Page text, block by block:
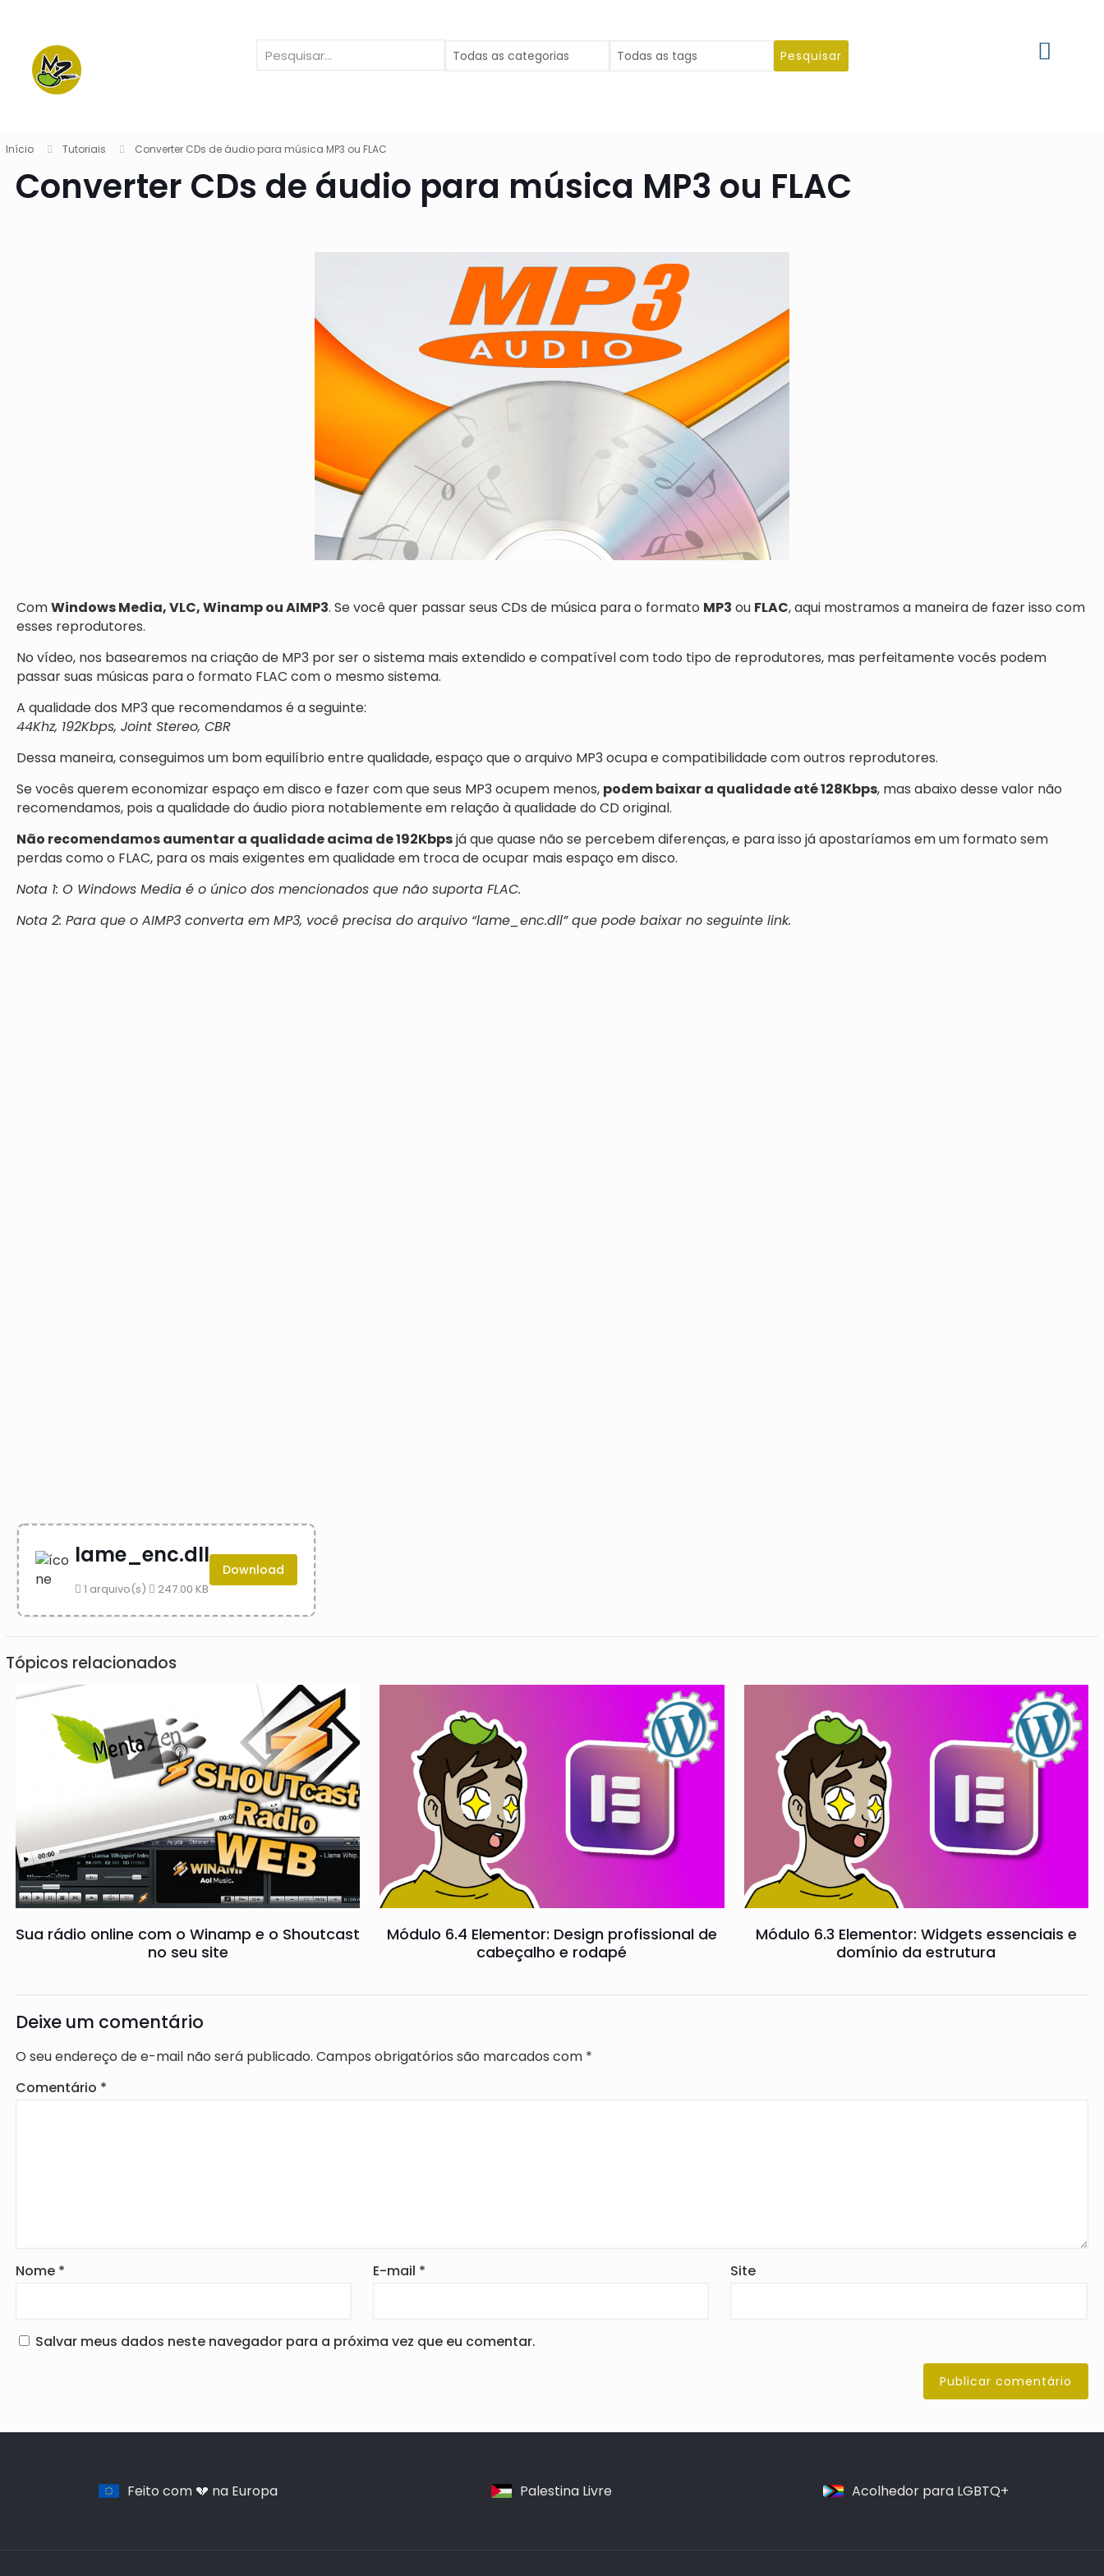
Início Tutoriais Converter CDs de áudio para música MP3 ou FLAC
Pesquisar
Converter CDs de áudio para música MP3 ou FLAC
ComWindows Media, VLC, Winamp ou AIMP3. Se você quer passar seus CDs de música para o formato MP3 ou FLAC, aqui mostramos a maneira de fazer isso com
esses reprodutores.
No vídeo, nos basearemos na criação de MP3 por ser o sistema mais extendido e compatível com todo tipo de reprodutores, mas perfeitamente vocês podem
passar suas músicas para o formato FLAC com o mesmo sistema.
A qualidade dos MP3 que recomendamos é a seguinte:
44Khz, 192Kbps, Joint Stereo, CBR
Dessa maneira, conseguimos um bom equilíbrio entre qualidade, espaço que o arquivo MP3 ocupa e compatibilidade com outros reprodutores.
Se vocês querem economizar espaço em disco e fazer com que seus MP3 ocupem menos, podem baixar a qualidade até 128Kbps, mas abaixo desse valor não
recomendamos, pois a qualidade do áudio piora notablemente em relação à qualidade do CD original.
Não recomendamos aumentar a qualidade acima de 192Kbpsjá que quase não se percebem diferenças, e para isso já apostaríamos em um formato sem
perdas como o FLAC, para os mais exigentes em qualidade em troca de ocupar mais espaço em disco.
Nota 1: O Windows Media é o único dos mencionados que não suporta FLAC.
Nota 2: Para que o AIMP3 converta em MP3, você precisa do arquivo “lame_enc.dll” que pode baixar no seguinte link.
lame_enc.dll
1 arquivo(s) 247.00 KB
Download
Tópicos relacionados
Sua rádio online com o Winamp e o Shoutcast
no seu site
Módulo 6.4 Elementor: Design profissional de
cabeçalho e rodapé
Módulo 6.3 Elementor: Widgets essenciais e
domínio da estrutura
Deixe um comentário
O seu endereço de e-mail não será publicado. Campos obrigatórios são marcados com *
Comentário *
Nome * E-mail * Site
Salvar meus dados neste navegador para a próxima vez que eu comentar.
Feito com 💔 na Europa Palestina Livre Acolhedor para LGBTQ+